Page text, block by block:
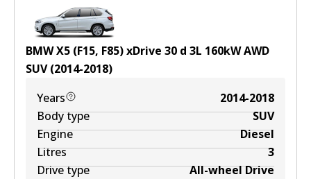
BMW X5 (F15, F85) xDrive 30 d 3L 160kWAWD
SUV(2014-2018)
Years
2014-2018
Body type
SUV
Engine
Diesel
Litres
3
Drive type
All-wheel Drive